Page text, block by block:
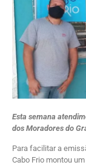
Esta semana
dos Moradores do
Para facilitar a
Cabo Frio montou